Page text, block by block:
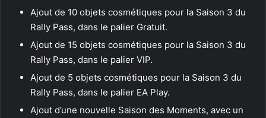
Ajout de 10 objets cosmétiques pour la Saison 3 du
Rally Pass, dans le palier Gratuit.
Ajout de 15 objets cosmétiques pour la Saison 3 du
Rally Pass, dans le palier VIP.
Ajout de 5 objets cosmétiques pour la Saison 3 du
Rally Pass, dans le palier EA Play.
Ajout d’une nouvelle Saison des Moments, avec un